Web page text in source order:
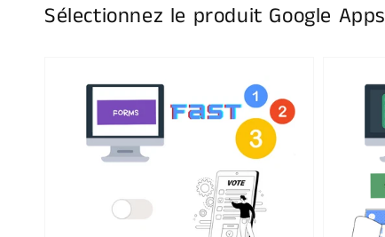
Sélectionnez le produit Google Apps